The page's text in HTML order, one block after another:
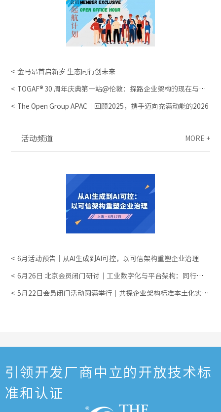
金马昂首启新岁 生态同行创未来
TOGAF® 30 周年庆典第一站@伦敦：探路企业架构的现在与未
The Open Group APAC｜回顾2025，携手迈向充满动能的2026
活动频道 MORE +
6月活动预告｜从AI生成到AI可控，以可信架构重塑企业治理
6月26日 北京会员闭门研讨｜工业数字化与平台架构：同行共
5月22日会员闭门活动圆满举行｜共探企业架构标准本土化实践
引领开发厂商中立的开放技术标
准和认证